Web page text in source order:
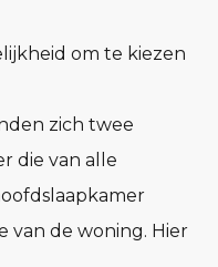
om te kiezen
zich twee
die van alle
van de woning. Hier